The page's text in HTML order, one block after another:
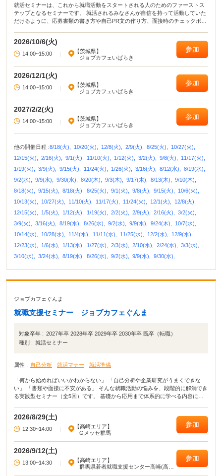
就活セミナーは、これから就職活動をスタートされる人のためのファーストス
テップとなるセミナーです。 就活されるみなさんが自信を持って活動していた
だけるように、応募書類の書き方や自己PR文の作り方、面接時のチェックポイ
2026/10/6(火)
14:00~15:00 |
【茨城県】
ジョブカフェいばらき
参加
2026/12/1(火)
14:00~15:00 |
【茨城県】
ジョブカフェいばらき
参加
2027/2/2(火)
14:00~15:00 |
【茨城県】
ジョブカフェいばらき
参加
他の開催日程 :8/18(火), 10/20(火), 12/8(火), 2/9(火), 8/25(火),
10/27(火),
12/15(火),
2/16(火), 9/1(火), 11/10(火), 1/12(火), 3/2(火), 9/8(火),
11/17(火),
1/19(火),
3/9(火), 9/15(火), 11/24(火), 1/26(火), 3/16(火), 8/12(水),
8/19(水),
9/2(水),
9/9(水), 9/30(水), 8/20(木), 9/3(木), 9/17(木), 8/13(木),
9/10(木),
8/18(火),
9/15(火), 8/18(火), 8/25(火), 9/1(火), 9/8(火), 9/15(火),
10/6(火),
10/13(火),
10/27(火), 11/10(火), 11/17(火), 11/24(火), 12/1(火),
12/8(火),
12/15(火),
1/5(火), 1/12(火), 1/19(火), 2/2(火), 2/9(火), 2/16(火),
3/2(火),
3/9(火),
3/16(火), 8/19(水), 8/26(水), 9/2(水), 9/9(水), 9/24(木),
10/7(水),
10/14(水),
10/28(水), 11/4(水), 11/11(水), 11/25(水), 12/2(水),
12/9(水),
12/23(水),
1/6(水), 1/13(水), 1/27(水), 2/3(水), 2/10(水), 2/24(水),
3/3(水),
3/10(水),
3/24(水), 8/19(水), 8/26(水), 9/2(水), 9/9(水), 9/30(水),
ジョブカフェぐんま
就職支援セミナー ジョブカフェぐんま
対象卒年 : 2027年卒 2028年卒 2029年卒 2030年卒 既卒（転職）
種別 : 就活セミナー
属性 : 自己分析 就活マナー 就活準備
「何から始めればいいかわからない」 「自己分析や企業研究がうまくできな
い」 「書類や面接に不安がある」 そんな就職活動の悩みを、段階的に解消でき
る実践型セミナー（全5回）です。 基礎から応用まで体系的に学べる内容に加
の方も、転職を考えている方も、それぞれに合った進め方をサポートします。
2026/8/29(土)
12:30~14:00 |
【高崎エリア】
Gメッセ群馬
参加
2026/9/12(土)
13:00~14:30 |
【高崎エリア】
群馬県若者就職支援センター高崎(高崎
参加